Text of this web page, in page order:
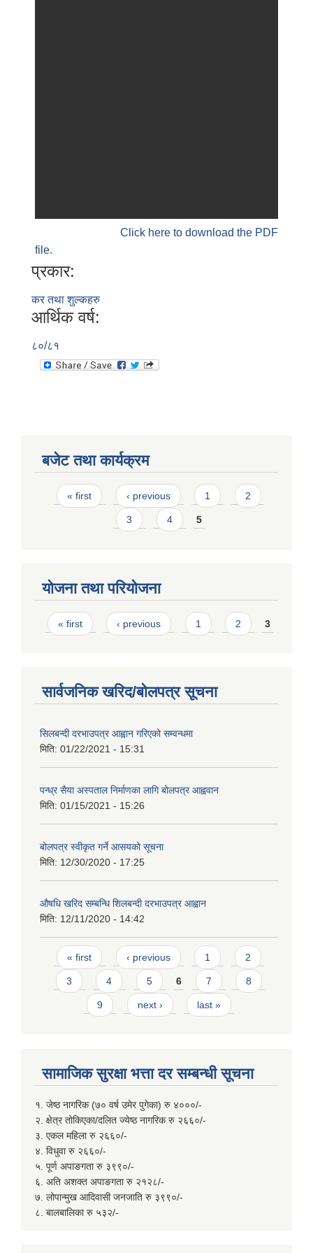
Click here to download the PDF
file.
प्रकार:
कर तथा शुल्कहरु
आर्थिक वर्ष:
८०/८१
बजेट तथा कार्यक्रम
Pages
« first ‹ previous 1 2
3 4 5
योजना तथा परियोजना
Pages
« first ‹ previous 1 2 3
सार्वजनिक खरिद/बोलपत्र सूचना
सिलबन्दी दरभाउपत्र आह्वान गरिएको सम्वन्धमा
मिति: 01/22/2021 - 15:31
पन्ध्र सैया अस्पताल निर्माणका लागि बोलपत्र आह्ववान
मिति: 01/15/2021 - 15:26
बोलपत्र स्वीकृत गर्ने आसयको सूचना
मिति: 12/30/2020 - 17:25
औषधि खरिद सम्बन्धि शिलबन्दी दरभाउपत्र आह्वान
मिति: 12/11/2020 - 14:42
Pages
« first ‹ previous 1 2
3 4 5 6 7 8
9 next › last »
सामाजिक सुरक्षा भत्ता दर सम्बन्धी सूचना
१. जेष्ठ नागरिक (७० वर्ष उमेर पुगेका) रु ४०००/-
२. क्षेत्र तोकिएका/दलित ज्येष्ठ नागरिक रु २६६०/-
३. एकल महिला रु २६६०/-
४. विधुवा रु २६६०/-
५. पूर्ण अपाङगता रु ३९९०/-
६. अति अशक्त अपाङगता रु २१२८/-
७. लोपान्मुख आदिवासी जनजाति रु ३९९०/-
८. बालबालिका रु ५३२/-